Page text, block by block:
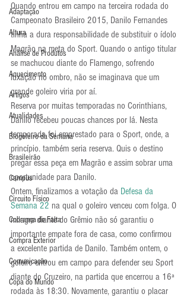
Adaptação
Altura
Análise de Produtos
Aquecimento
Artigos
Atualidades
Blogoleiro da Semana
Brasileirão
Campus
Circuito Físico
Cobrança de Falta
Compra Exterior
Comunicação
Copa do Mundo
Quando entrou em campo na terceira rodada do
Campeonato Brasileiro 2015, Danilo Fernandes
tinha a dura responsabilidade de substituir o ídolo
Magrão na meta do Sport. Quando o antigo titular
se machucou diante do Flamengo, sofrendo
luxação no ombro, não se imaginava que um
grande goleiro viria por aí.
Reserva por muitas temporadas no Corinthians,
Danilo recebeu poucas chances por lá. Nesta
temporada foi emprestado para o Sport, onde, a
princípio. também seria reserva. Quis o destino
pregar essa peça em Magrão e assim sobrar uma
oportunidade para Danilo.
Ontem, finalizamos a votação da Defesa da
Semana 22 na qual o goleiro venceu com folga. O
milagre diante do Grêmio não só garantiu o
importante empate fora de casa, como confirmou
a excelente partida de Danilo. Também ontem, o
goleiro entrou em campo para defender seu Sport
diante do Cruzeiro, na partida que encerrou a 16ª
rodada às 18:30. Novamente, garantiu o placar